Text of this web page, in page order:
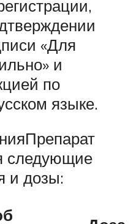
«Для
и
по
языке.
следующие
и дозы: